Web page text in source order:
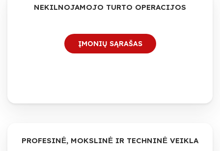
NEKILNOJAMOJO TURTO OPERACIJOS
ĮMONIŲ SĄRAŠAS
PROFESINĖ, MOKSLINĖ IR TECHNINĖ VEIKLA